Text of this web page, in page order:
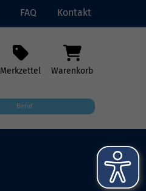
FAQ Kontakt
Merkzettel Warenkorb
Beruf